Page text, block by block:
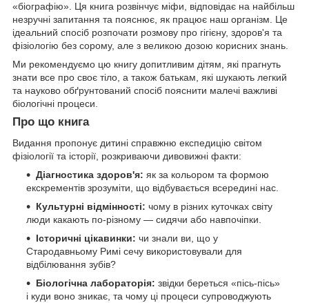
«біографію». Ця книга розвінчує міфи, відповідає на найбільш
незручні запитання та пояснює, як працює наш організм. Це
ідеальний спосіб розпочати розмову про гігієну, здоров'я та
фізіологію без сорому, але з великою дозою корисних знань.
Ми рекомендуємо цю книгу допитливим дітям, які прагнуть
знати все про своє тіло, а також батькам, які шукають легкий
та науково обґрунтований спосіб пояснити малечі важливі
біологічні процеси.
Про що книга
Видання пропонує дитині справжню експедицію світом
фізіології та історії, розкриваючи дивовижні факти:
Діагностика здоров'я: як за кольором та формою
екскрементів зрозуміти, що відбувається всередині нас.
Культурні відмінності: чому в різних куточках світу
люди какають по-різному — сидячи або навпочіпки.
Історичні цікавинки: чи знали ви, що у
Стародавньому Римі сечу використовували для
відбілювання зубів?
Біологічна лабораторія: звідки береться «пісь-пісь»
і куди воно зникає, та чому ці процеси супроводжують